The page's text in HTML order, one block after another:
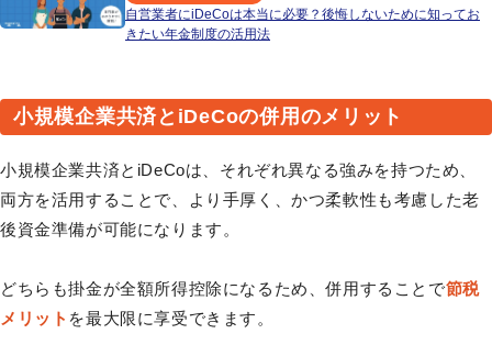
自営業者にiDeCoは本当に必要？後悔しないために知ってお
きたい年金制度の活用法
小規模企業共済とiDeCoの併用のメリット
小規模企業共済とiDeCoは、それぞれ異なる強みを持つため、
両方を活用することで、より手厚く、かつ柔軟性も考慮した老
後資金準備が可能になります。
どちらも掛金が全額所得控除になるため、併用することで節税
メリット を最大限に享受できます。